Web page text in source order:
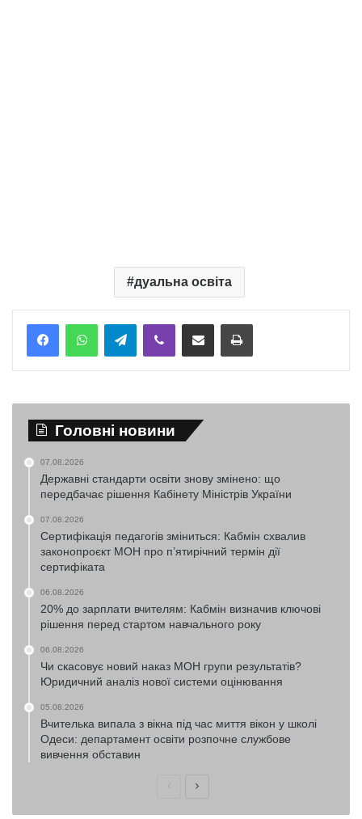
дуальна освіта
TelegramViber Надіслати електронною поштоюНадрукувати
Головні новини
07.08.2026
Державні стандарти освіти знову змінено: що
передбачає рішення Кабінету Міністрів України
07.08.2026
Сертифікація педагогів зміниться: Кабмін схвалив
законопроєкт МОН про п’ятирічний термін дії
сертифіката
06.08.2026
20% до зарплати вчителям: Кабмін визначив ключові
рішення перед стартом навчального року
06.08.2026
Чи скасовує новий наказ МОН групи результатів?
Юридичний аналіз нової системи оцінювання
05.08.2026
Вчителька випала з вікна під час миття вікон у школі
Одеси: департамент освіти розпочне службове
вивчення обставин
ПопередняНаступна